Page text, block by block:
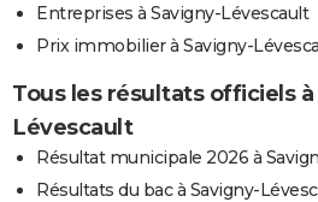
Entreprises à Savigny-Lévescault
Prix immobilier à Savigny-
Tous les résultats officiels à
Lévescault
Résultat municipale 2026 à
Résultats du bac à Savigny-